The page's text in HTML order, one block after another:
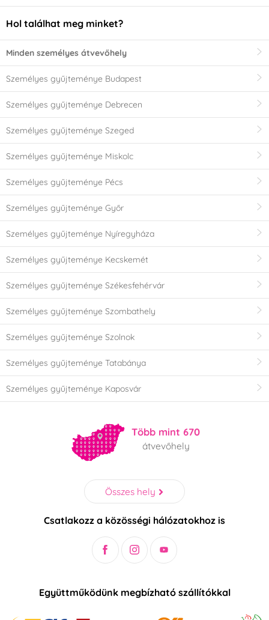
Hol találhat meg minket?
Minden személyes átvevőhely
Személyes gyűjteménye Budapest
Személyes gyűjteménye Debrecen
Személyes gyűjteménye Szeged
Személyes gyűjteménye Miskolc
Személyes gyűjteménye Pécs
Személyes gyűjteménye Győr
Személyes gyűjteménye Nyíregyháza
Személyes gyűjteménye Kecskemét
Személyes gyűjteménye Székesfehérvár
Személyes gyűjteménye Szombathely
Személyes gyűjteménye Szolnok
Személyes gyűjteménye Tatabánya
Személyes gyűjteménye Kaposvár
Több mint 670
átvevőhely
Összes hely
Csatlakozz a közösségi hálózatokhoz is
Együttműködünk megbízható szállítókkal